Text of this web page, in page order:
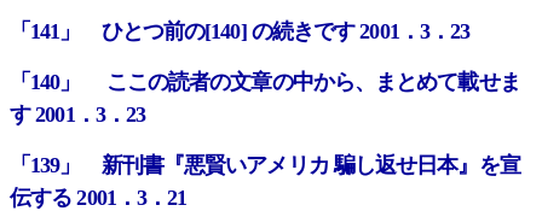
「141」 ひとつ前の[140] の続きです 2001．3．23
「140」 ここの読者の文章の中から、まとめて載せま
す 2001．3．23
「139」 新刊書『悪賢いアメリカ 騙し返せ日本』を宣
伝する 2001．3．21